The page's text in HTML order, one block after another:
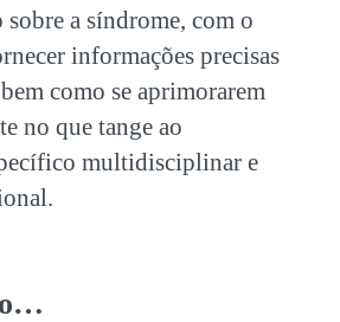
a síndrome, com o
informações precisas
como se aprimorarem
no que tange ao
multidisciplinar e